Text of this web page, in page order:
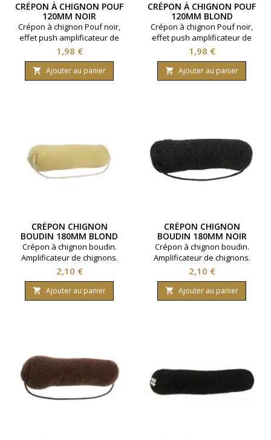
CRÉPON À CHIGNON POUF
120MM NOIR
Crépon à chignon Pouf noir,
effet push amplificateur de
chignon - Taille 120 mm - Noir
Prix
1,98 €
 Ajouter au panier
CRÉPON À CHIGNON POUF
120MM BLOND
Crépon à chignon Pouf noir,
effet push amplificateur de
chignon - Taille 120 mm -
Blond.
Prix
1,98 €
 Ajouter au panier
CRÉPON CHIGNON
BOUDIN 180MM BLOND
Crépon à chignon boudin.
Amplificateur de chignons.
Taille 180 mm. Coloris : Blond.
Prix
2,10 €
 Ajouter au panier
CRÉPON CHIGNON
BOUDIN 180MM NOIR
Crépon à chignon boudin.
Amplificateur de chignons.
Taille 180 mm. Coloris : Noir.
Prix
2,10 €
 Ajouter au panier